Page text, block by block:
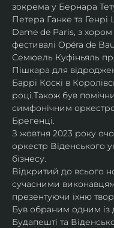
зокрема у Бернара
Петера Ганке та
Dame de Paris, з
фестивалі Opéra de
Семюель Куфіньяль
Пішкара для
Баррі Коскі в
році.Також був
симфонічним
Брегенці.
З жовтня 2023 року
оркестр Віденського
бізнесу.
Відкритий до всього
сучасними
презентуючи їхню
Був обраним одним із
Будапешті та